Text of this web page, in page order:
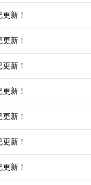
新！
新！
新！
新！
新！
新！
新！